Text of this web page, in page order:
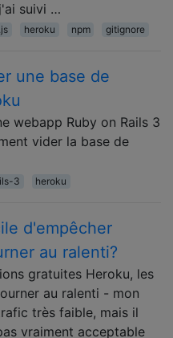
suivi …
heroku npm gitignore
une base de
webapp Ruby on Rails 3
vider la base de
3 heroku
d'empêcher
au ralenti?
gratuites Heroku, les
au ralenti - mon
très faible, mais il
vraiment acceptable